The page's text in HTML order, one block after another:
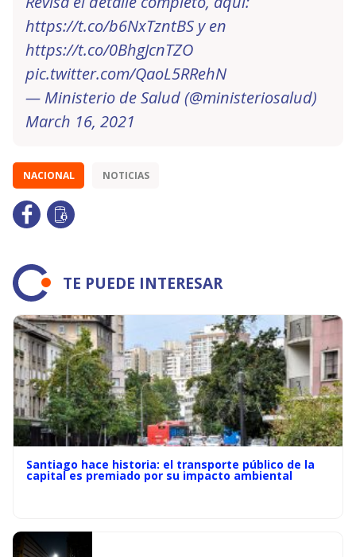
https://t.co/b6NxTzntBS y en
https://t.co/0BhgJcnTZO
pic.twitter.com/QaoL5RRehN
— Ministerio de Salud (@ministeriosalud)
March 16, 2021
NACIONAL NOTICIAS
TE PUEDE INTERESAR
Santiago hace historia: el transporte público de la
capital es premiado por su impacto ambiental